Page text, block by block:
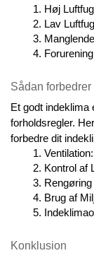
Høj
Lav
Sådan
Et godt
forholdsregler.
forbedre dit
Kontrol af
Brug af
Konklusion